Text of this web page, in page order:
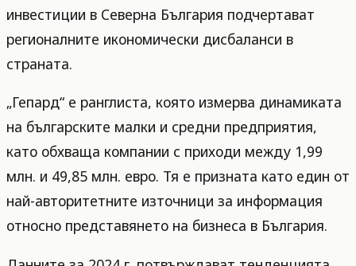
инвестиции в Северна България подчертават
регионалните икономически дисбаланси в
страната.
„Гепард“ е ранглиста, която измерва динамиката
на българските малки и средни предприятия,
като обхваща компании с приходи между 1,99
млн. и 49,85 млн. евро. Тя е призната като един от
най-авторитетните източници за информация
относно представянето на бизнеса в България.